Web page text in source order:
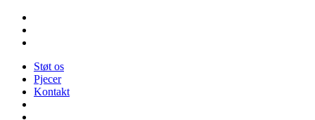
Videre
indhold
Støt os
Pjecer
Kontakt